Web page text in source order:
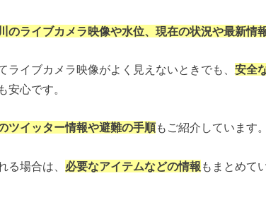
のライブカメラ映像や水位、現在の状況や最新情
ライブカメラ映像がよく見えないときでも、 安全
安心です。
ツイッター情報や避難の手順もご紹介しています。
る場合は、 必要なアイテムなどの情報 もまとめて